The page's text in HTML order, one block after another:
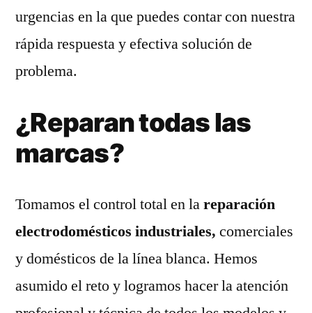
urgencias en la que puedes contar con nuestra
rápida respuesta y efectiva solución de
problema.
¿Reparan todas las
marcas?
Tomamos el control total en lareparación
electrodomésticos industriales, comerciales
y domésticos de la línea blanca. Hemos
asumido el reto y logramos hacer la atención